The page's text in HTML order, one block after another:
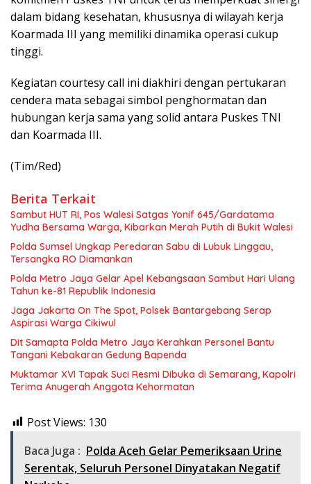
dalam bidang kesehatan, khususnya di wilayah kerja
Koarmada III yang memiliki dinamika operasi cukup
tinggi.
Kegiatan courtesy call ini diakhiri dengan pertukaran
cendera mata sebagai simbol penghormatan dan
hubungan kerja sama yang solid antara Puskes TNI
dan Koarmada III.
(Tim/Red)
Berita Terkait
Sambut HUT RI, Pos Walesi Satgas Yonif 645/Gardatama
Yudha Bersama Warga, Kibarkan Merah Putih di Bukit Walesi
Polda Sumsel Ungkap Peredaran Sabu di Lubuk Linggau,
Tersangka RO Diamankan
Polda Metro Jaya Gelar Apel Kebangsaan Sambut Hari Ulang
Tahun ke-81 Republik Indonesia
Jaga Jakarta On The Spot, Polsek Bantargebang Serap
Aspirasi Warga Cikiwul
Dit Samapta Polda Metro Jaya Kerahkan Personel Bantu
Tangani Kebakaran Gedung Bapenda
Muktamar XVI Tapak Suci Resmi Dibuka di Semarang, Kapolri
Terima Anugerah Anggota Kehormatan
Post Views: 130
Baca Juga : Polda Aceh Gelar Pemeriksaan Urine
Serentak, Seluruh Personel Dinyatakan Negatif